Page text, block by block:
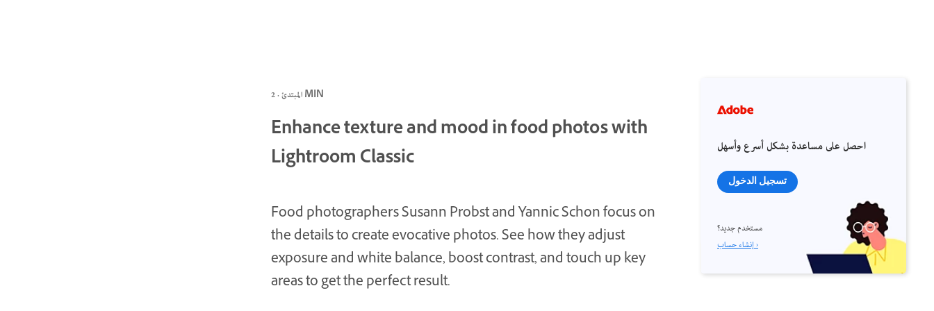
المبتدئ · 2 MIN
Enhance texture and mood in food photos with
Lightroom Classic
Food photographers Susann Probst and Yannic Schon focus on
the details to create evocative photos. See how they adjust
exposure and white balance, boost contrast, and touch up key
areas to get the perfect result.
احصل على مساعدة بشكل أسرع وأسهل
تسجيل الدخول
مستخدم جديد؟
إنشاء حساب ›